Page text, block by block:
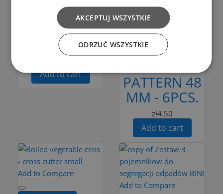
Add to cart
AKCESORIA
KUCHENNE
Add to cart
Add to cart
Plastik
CAKE CUPS
PATTERN 48
MM - 6PCS.
zł4.50
Add to cart
Add to Compare
Add to Compare
AKCEPTUJ WSZYSTKIE
ODRZUĆ WSZYSTKIE